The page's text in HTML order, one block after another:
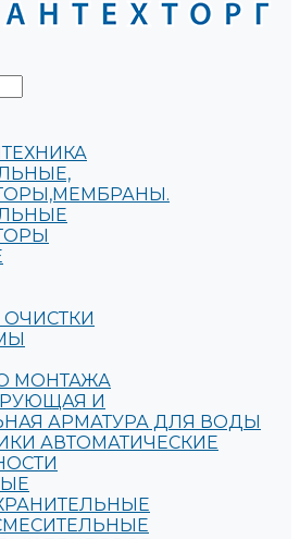
МОНТАЖА
И
АРМАТУРА ДЛЯ ВОДЫ
АВТОМАТИЧЕСКИЕ